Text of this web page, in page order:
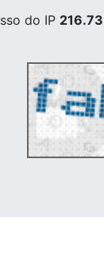
do IP